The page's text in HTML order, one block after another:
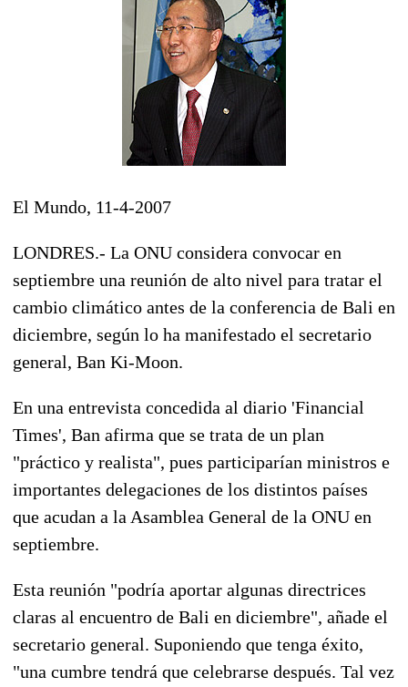
El Mundo, 11-4-2007
LONDRES.- La ONU considera convocar en
septiembre una reunión de alto nivel para tratar el
cambio climático antes de la conferencia de Bali en
diciembre, según lo ha manifestado el secretario
general, Ban Ki-Moon.
En una entrevista concedida al diario 'Financial
Times', Ban afirma que se trata de un plan
"práctico y realista", pues participarían ministros e
importantes delegaciones de los distintos países
que acudan a la Asamblea General de la ONU en
septiembre.
Esta reunión "podría aportar algunas directrices
claras al encuentro de Bali en diciembre", añade el
secretario general. Suponiendo que tenga éxito,
"una cumbre tendrá que celebrarse después. Tal vez